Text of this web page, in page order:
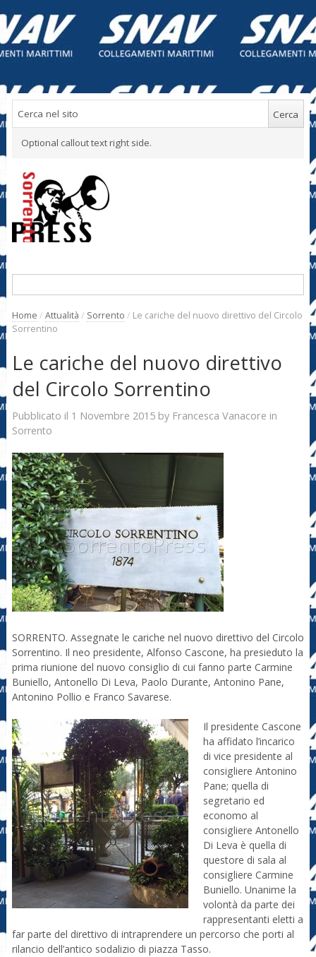
Optional callout text right side.
Home / Attualità / Sorrento / Le cariche del nuovo direttivo del Circolo
Sorrentino
Le cariche del nuovo direttivo
del Circolo Sorrentino
Pubblicato il 1 Novembre 2015by Francesca Vanacore in
Sorrento
SORRENTO. Assegnate le cariche nel nuovo direttivo del Circolo
Sorrentino. Il neo presidente, Alfonso Cascone, ha presieduto la
prima riunione del nuovo consiglio di cui fanno parte Carmine
Buniello, Antonello Di Leva, Paolo Durante, Antonino Pane,
Antonino Pollio e Franco Savarese.
Il presidente Cascone
ha affidato l’incarico
di vice presidente al
consigliere Antonino
Pane; quella di
segretario ed
economo al
consigliere Antonello
Di Leva è quella di
questore di sala al
consigliere Carmine
Buniello. Unanime la
volontà da parte dei
rappresentanti eletti a
far parte del direttivo di intraprendere un percorso che porti al
rilancio dell’antico sodalizio di piazza Tasso.